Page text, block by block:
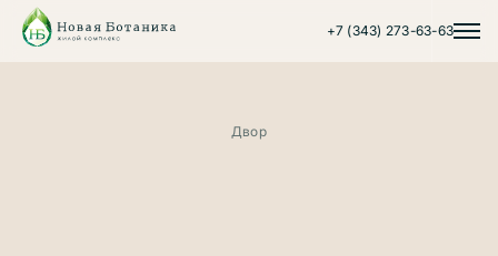
+7 (343) 273-63-63
Двор